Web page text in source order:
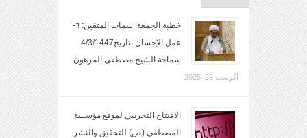
خطبة الجمعة: سمات المتقين: ٦-
عمل الإحسان بتاريخ4/3/1447.
سماحة الشيخ مصطفى المرهون
آگوست 29, 2025
الافتتاح التجريبي لموقع مؤسسة
المصطفى (ص) للتحقيق والنشر